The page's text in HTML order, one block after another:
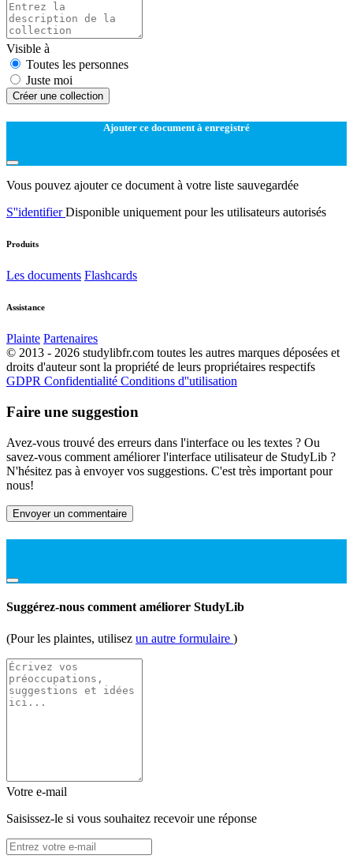
Visible à
Toutes les personnes
Juste moi
Créer une collection
Ajouter ce document à enregistré
Vous pouvez ajouter ce document à votre liste sauvegardée
S''identifierDisponible uniquement pour les utilisateurs autorisés
Produits
Les documents Flashcards
Assistance
Plainte Partenaires
© 2013 - 2026 studylibfr.com toutes les autres marques déposées et
droits d'auteur sont la propriété de leurs propriétaires respectifs
GDPR Confidentialité Conditions d''utilisation
Faire une suggestion
Avez-vous trouvé des erreurs dans l'interface ou les textes ? Ou
savez-vous comment améliorer l'interface utilisateur de StudyLib ?
N'hésitez pas à envoyer vos suggestions. C'est très important pour
nous!
Envoyer un commentaire
Suggérez-nous comment améliorer StudyLib
(Pour les plaintes, utilisez un autre formulaire )
Votre e-mail
Saisissez-le si vous souhaitez recevoir une réponse